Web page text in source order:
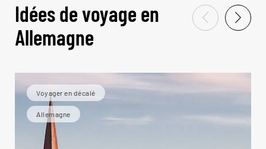
Idées de voyage en
Allemagne
Voyager en décalé
Allemagne